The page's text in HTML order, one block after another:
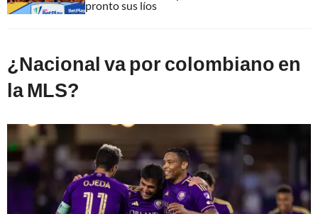
pronto sus líos
¿Nacional va por colombiano en
la MLS?